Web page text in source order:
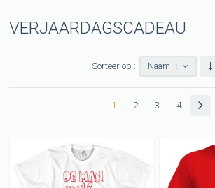
VERJAARDAGSCADEAU
Sorteer op : Naam
1 2 3 4